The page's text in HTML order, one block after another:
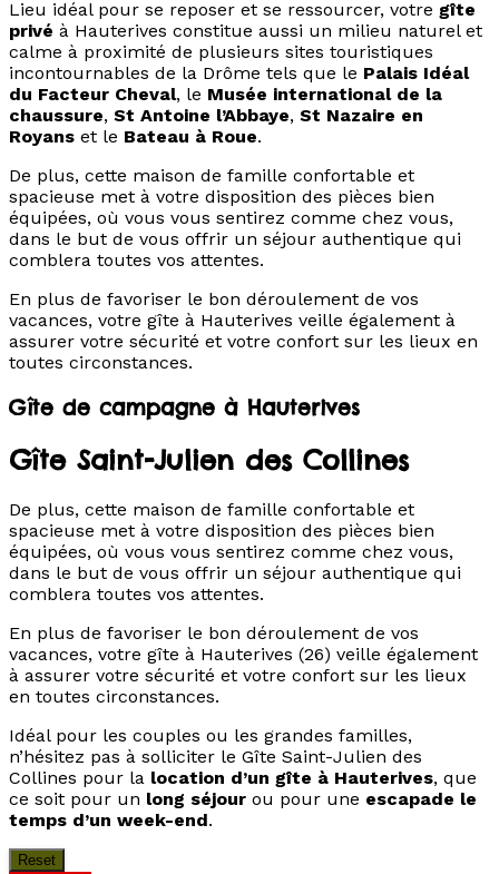
Lieu idéal pour se reposer et se ressourcer, votre gîte
privé à Hauterives constitue aussi un milieu naturel et
calme à proximité de plusieurs sites touristiques
incontournables de la Drôme tels que le Palais Idéal
du Facteur Cheval, le Musée international de la
chaussure, St Antoine l’Abbaye, St Nazaire en
Royans et le Bateau à Roue.
De plus, cette maison de famille confortable et
spacieuse met à votre disposition des pièces bien
équipées, où vous vous sentirez comme chez vous,
dans le but de vous offrir un séjour authentique qui
comblera toutes vos attentes.
En plus de favoriser le bon déroulement de vos
vacances, votre gîte à Hauterives veille également à
assurer votre sécurité et votre confort sur les lieux en
toutes circonstances.
Gîte de campagne à Hauterives
Gîte Saint-Julien des Collines
De plus, cette maison de famille confortable et
spacieuse met à votre disposition des pièces bien
équipées, où vous vous sentirez comme chez vous,
dans le but de vous offrir un séjour authentique qui
comblera toutes vos attentes.
En plus de favoriser le bon déroulement de vos
vacances, votre gîte à Hauterives (26) veille également
à assurer votre sécurité et votre confort sur les lieux
en toutes circonstances.
Idéal pour les couples ou les grandes familles,
n’hésitez pas à solliciter le Gîte Saint-Julien des
Collines pour la location d’un gîte à Hauterives, que
ce soit pour un long séjour ou pour une escapade le
temps d’un week-end.
Reset